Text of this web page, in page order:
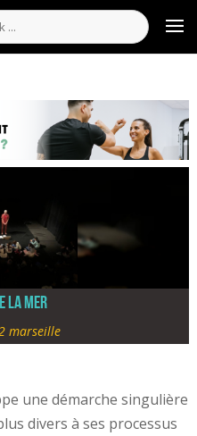
la Mer
marseille
une démarche singulière
divers à ses processus